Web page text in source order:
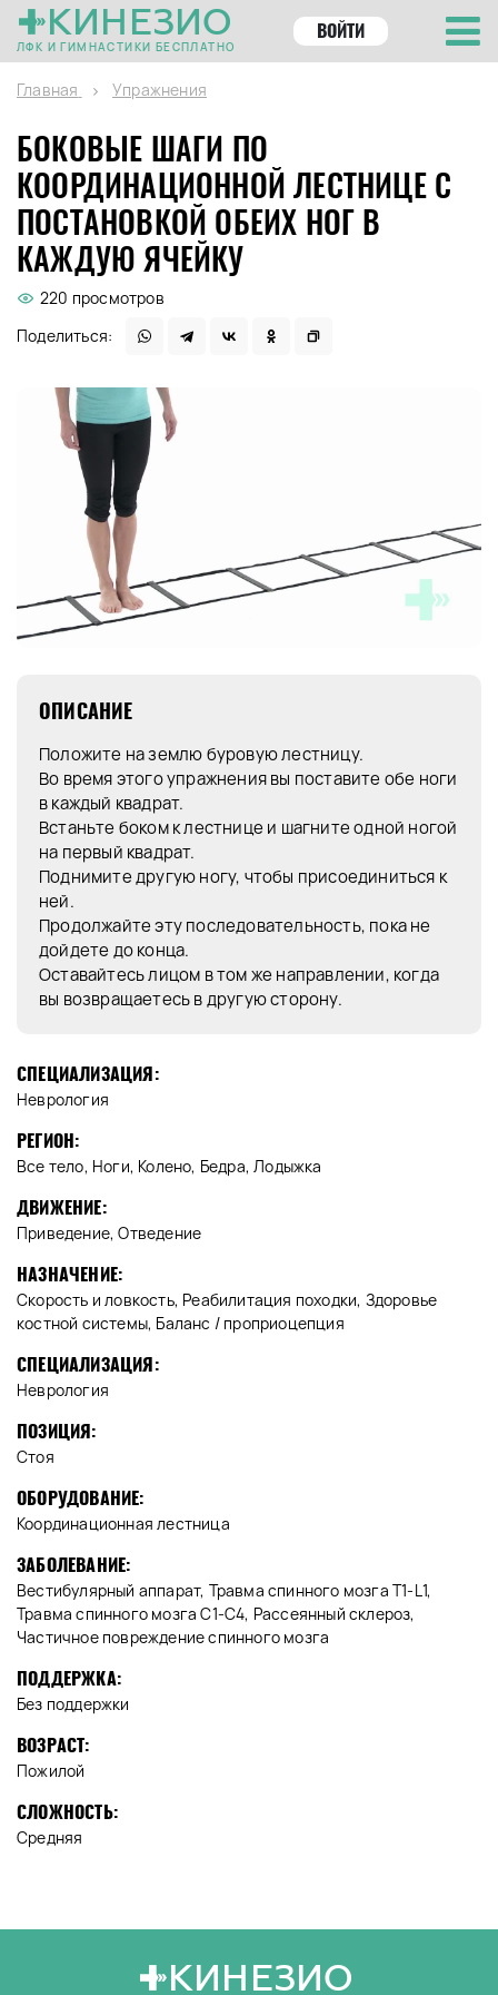
КИНЕЗИО
ЛФК И ГИМНАСТИКИ БЕСПЛАТНО
ВОЙТИ
Главная Упражнения
БОКОВЫЕ ШАГИ ПО
КООРДИНАЦИОННОЙ ЛЕСТНИЦЕ С
ПОСТАНОВКОЙ ОБЕИХ НОГ В
КАЖДУЮ ЯЧЕЙКУ
220 просмотров
Поделиться:
ОПИСАНИЕ
Положите на землю буровую лестницу.
Во время этого упражнения вы поставите обе ноги
в каждый квадрат.
Встаньте боком к лестнице и шагните одной ногой
на первый квадрат.
Поднимите другую ногу, чтобы присоединиться к
ней.
Продолжайте эту последовательность, пока не
дойдете до конца.
Оставайтесь лицом в том же направлении, когда
вы возвращаетесь в другую сторону.
СПЕЦИАЛИЗАЦИЯ:
Неврология
РЕГИОН:
Все тело, Ноги, Колено, Бедра, Лодыжка
ДВИЖЕНИЕ:
Приведение, Отведение
НАЗНАЧЕНИЕ:
Скорость и ловкость, Реабилитация походки, Здоровье
костной системы, Баланс / проприоцепция
СПЕЦИАЛИЗАЦИЯ:
Неврология
ПОЗИЦИЯ:
Стоя
ОБОРУДОВАНИЕ:
Координационная лестница
ЗАБОЛЕВАНИЕ:
Вестибулярный аппарат, Травма спинного мозга T1-L1,
Травма спинного мозга C1-C4, Рассеянный склероз,
Частичное повреждение спинного мозга
ПОДДЕРЖКА:
Без поддержки
ВОЗРАСТ:
Пожилой
СЛОЖНОСТЬ:
Средняя
КИНЕЗИО